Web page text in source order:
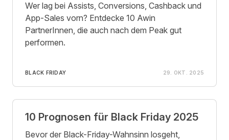
Wer lag bei Assists, Conversions, Cashback und
App-Sales vorn? Entdecke 10 Awin
PartnerInnen, die auch nach dem Peak gut
performen.
BLACK FRIDAY 29. OKT. 2025
10 Prognosen für Black Friday 2025
Bevor der Black-Friday-Wahnsinn losgeht,